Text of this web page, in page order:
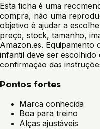
Esta ficha é uma
compra, não uma
objetivo é ajudar a
preço, stock, tamanho,
Amazon.es.
infantil deve ser escolhido
confirmação das
Pontos fortes
Marca conhecida
Boa para treino
Alças ajustáveis